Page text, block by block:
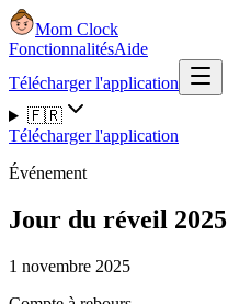
Mom Clock
FonctionnalitésAide
Télécharger l'application
🇫🇷
Télécharger l'application
Événement
Jour du réveil 2025
1 novembre 2025